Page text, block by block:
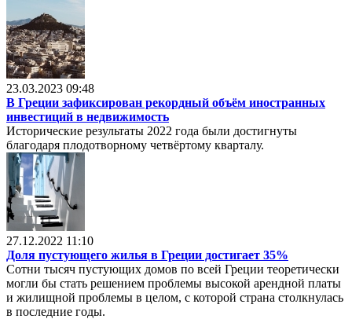
23.03.2023 09:48
В Греции зафиксирован рекордный объём иностранных
инвестиций в недвижимость
Исторические результаты 2022 года были достигнуты
благодаря плодотворному четвёртому кварталу.
27.12.2022 11:10
Доля пустующего жилья в Греции достигает 35%
Сотни тысяч пустующих домов по всей Греции теоретически
могли бы стать решением проблемы высокой арендной платы
и жилищной проблемы в целом, с которой страна столкнулась
в последние годы.